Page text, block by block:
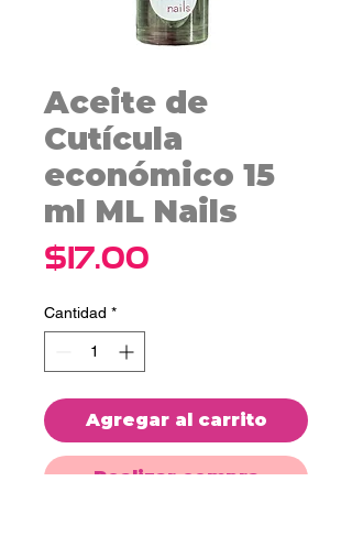
Aceite de
Cutícula
económico 15
ml ML Nails
$17.00
Cantidad *
Agregar al carrito
Realizar compra